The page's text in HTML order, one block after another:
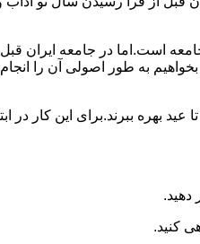
است.اما در جامعه ایران
به طور اصولی آن را انجام
بهره ببرند.برای این کار در
دهید.
کنید.